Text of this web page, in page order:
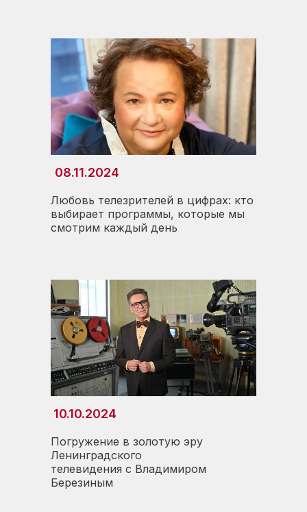
Погружение в золотую эру
Ленинградского
телевидения с Владимиром
Березиным
10.10.2024
Любовь телезрителей в цифрах: кто
выбирает программы, которые мы
смотрим каждый день
08.11.2024